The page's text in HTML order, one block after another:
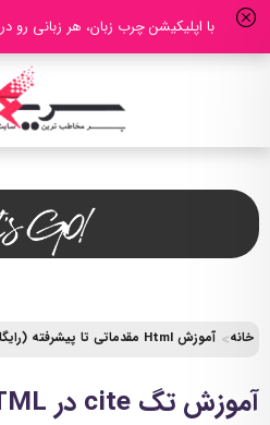
با اپلیکیشن چرب زبان، هر زبانی رو در 80 روز ... قورت بده (دانلود)
خانه آموزش Html مقدماتی تا پیشرفته (رایگان)
آموزش تگ cite در HTML